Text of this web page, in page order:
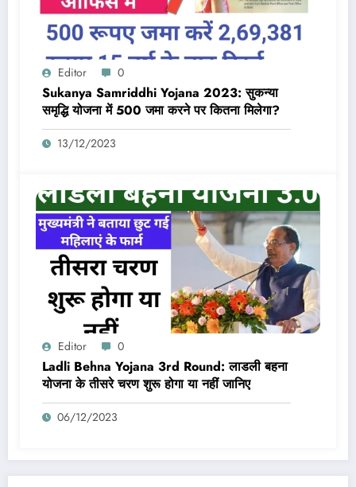
Editor 0
Sukanya Samriddhi Yojana 2023: सुकन्या
समृद्धि योजना में 500 जमा करने पर कितना मिलेगा?
13/12/2023
Editor 0
Ladli Behna Yojana 3rd Round: लाडली बहना
योजना के तीसरे चरण शुरू होगा या नहीं जानिए
06/12/2023